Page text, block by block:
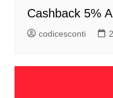
Cashback 5%
codicesconti